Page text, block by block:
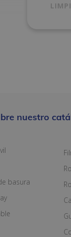
nuestro
basura